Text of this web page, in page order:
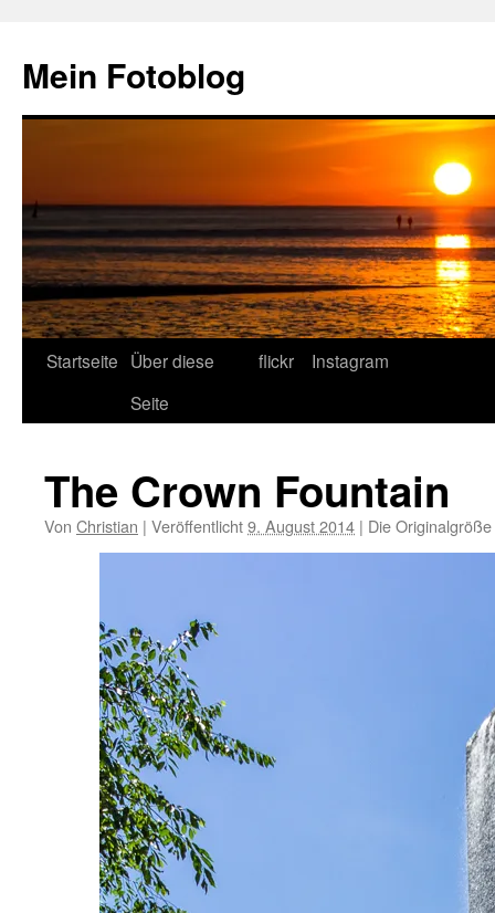
springen
Mein Fotoblog
Startseite Über diese
Seite
flickr Instagram
The Crown Fountain
Von Christian | Veröffentlicht9. August 2014 | Die